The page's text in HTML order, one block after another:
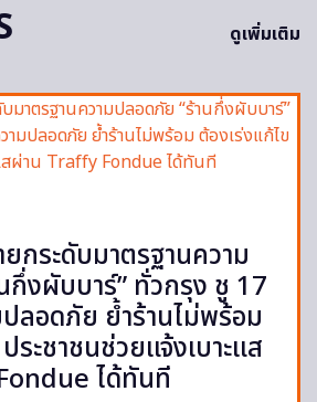
ดูเพิ่มเติม
กระดับมาตรฐานความ
กึ่งผับบาร์” ทั่วกรุง ชู 17
ลอดภัย ย้ำร้านไม่พร้อม
ระชาชนช่วยแจ้งเบาะแส
ได้ทันที